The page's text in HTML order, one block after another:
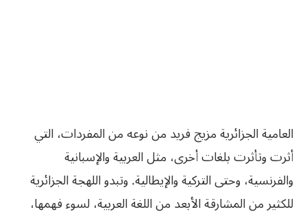
العامية الجزائرية مزيج فريد من نوعه من المفردات، التي
أثرت وتأثرت بلغات أخرى، مثل العربية والإسبانية
والفرنسية، وحتى التركية والإيطالية. وتبدو اللهجة الجزائرية
للكثير من المشارقة الأبعد من اللغة العربية، لسوء فهمها،